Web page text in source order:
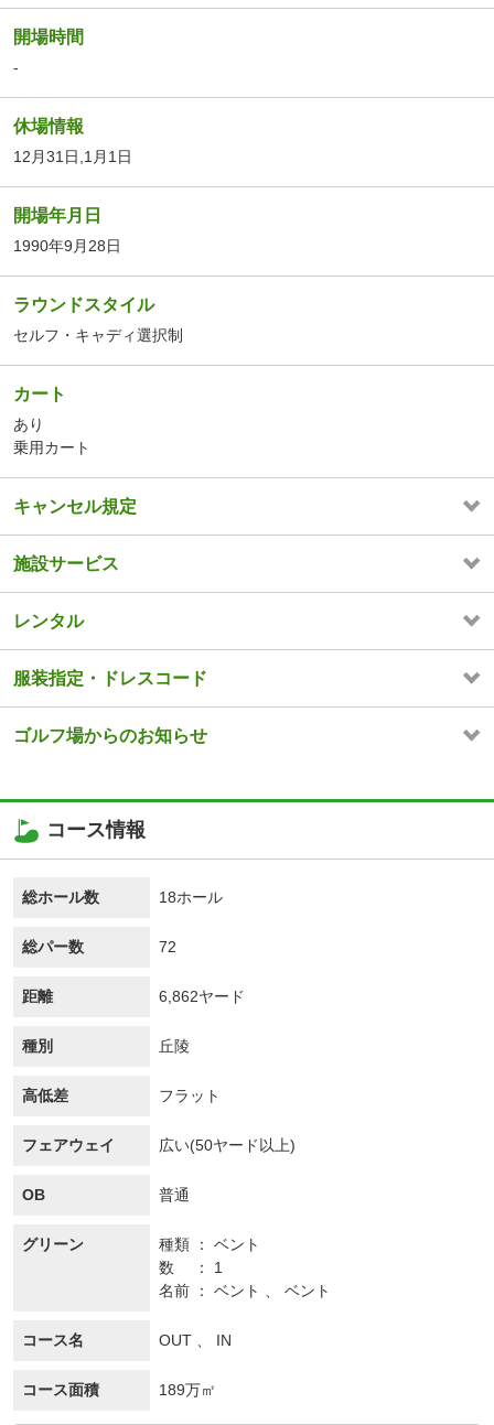
開場時間
-
休場情報
12月31日,1月1日
開場年月日
1990年9月28日
ラウンドスタイル
セルフ・キャディ選択制
カート
あり
乗用カート
キャンセル規定
施設サービス
レンタル
服装指定・ドレスコード
ゴルフ場からのお知らせ
コース情報
総ホール数 18ホール
総パー数 72
距離 6,862ヤード
種別 丘陵
高低差 フラット
フェアウェイ 広い(50ヤード以上)
OB 普通
グリーン 種類
ベント
数
1
名前
ベント 、 ベント
コース名 OUT 、 IN
コース面積 189万㎡